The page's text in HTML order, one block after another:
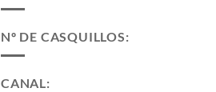
Nº DE CASQUILLOS:
CANAL: